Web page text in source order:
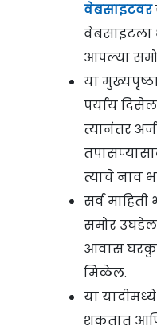
वेबसाइटवर
वेबसाइटला
आपल्या
या
पर्याय
त्यानंतर
त्याचे नाव
सर्व
समोर
आवास
मिळेल.
या
शकतात